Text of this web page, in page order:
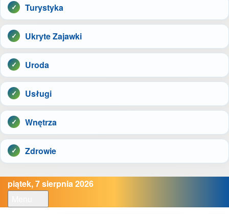
Turystyka
Ukryte Zajawki
Uroda
Usługi
Wnętrza
Zdrowie
piątek, 7 sierpnia 2026